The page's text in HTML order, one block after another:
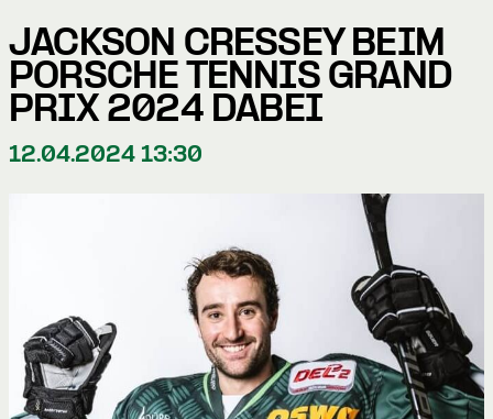
JACKSON CRESSEY BEIM
PORSCHE TENNIS GRAND
PRIX 2024 DABEI
12.04.2024 13:30